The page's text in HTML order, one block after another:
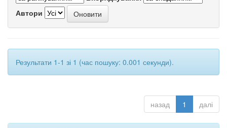
Автори
Результати 1-1 зі 1 (час пошуку: 0.001 секунди).
назад 1 далі